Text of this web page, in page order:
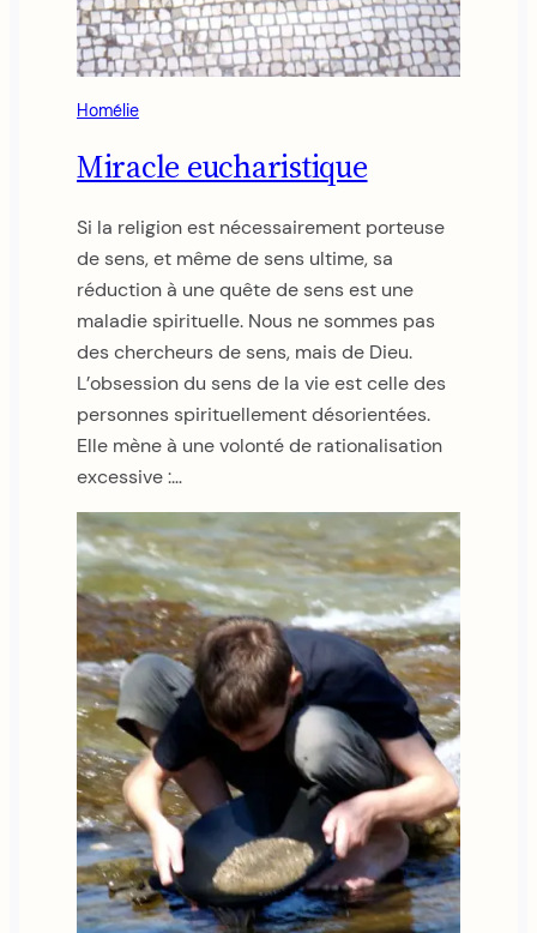
Homélie
Miracle eucharistique
Si la religion est nécessairement porteuse
de sens, et même de sens ultime, sa
réduction à une quête de sens est une
maladie spirituelle. Nous ne sommes pas
des chercheurs de sens, mais de Dieu.
L’obsession du sens de la vie est celle des
personnes spirituellement désorientées.
Elle mène à une volonté de rationalisation
excessive :…